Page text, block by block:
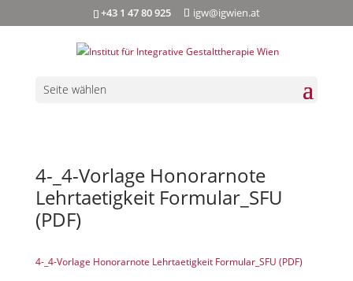
+43 1 47 80 925 igw@igwien.at
Seite wählen
4-_4-Vorlage Honorarnote
Lehrtaetigkeit Formular_SFU
(PDF)
4-_4-Vorlage Honorarnote Lehrtaetigkeit Formular_SFU (PDF)